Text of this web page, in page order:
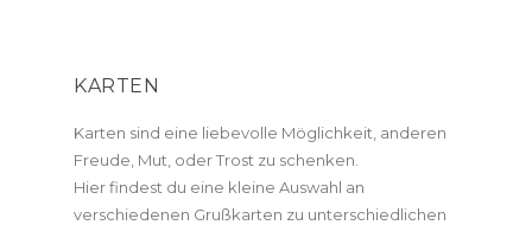
KARTEN
Karten sind eine liebevolle Möglichkeit, anderen
Freude, Mut, oder Trost zu schenken.
Hier findest du eine kleine Auswahl an
verschiedenen Grußkarten zu unterschiedlichen